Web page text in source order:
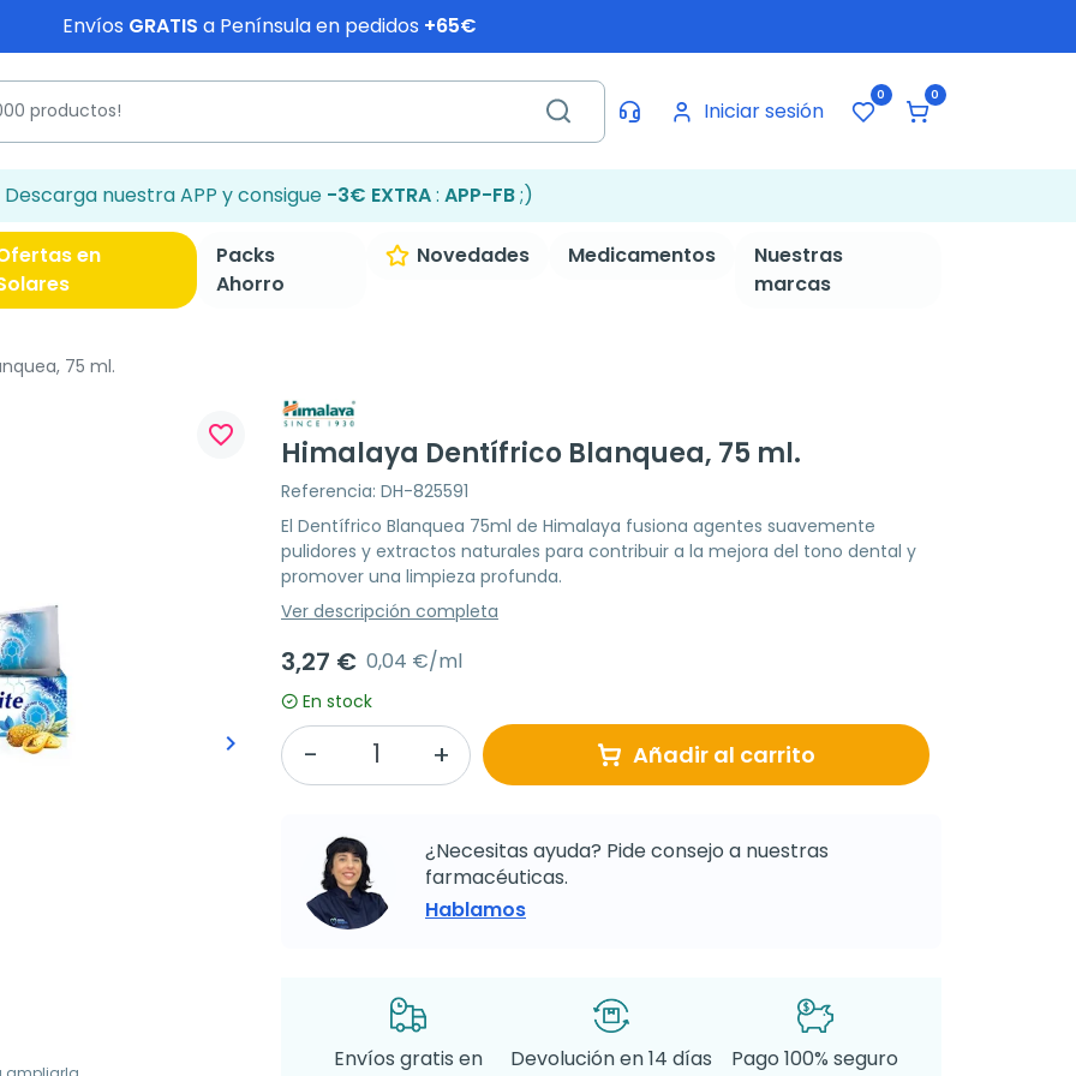
Envíos GRATIS a Península en pedidos +65€
Iniciar sesión
0 0
Descarga nuestra APP y consigue -3€ EXTRA: APP-FB;)
en
Packs
Ahorro
Novedades Medicamentos
Nuestras
marcas
75 ml.
Siguiente
keyboard_arrow_right
favorite_border
Himalaya Dentífrico Blanquea, 75 ml.
Referencia: DH-825591
El Dentífrico Blanquea 75ml de Himalaya fusiona agentes suavemente
pulidores y extractos naturales para contribuir a la mejora del tono dental y
promover una limpieza profunda.
Ver descripción completa
3,27 € 0,04 €/ml
En stock
Añadir al carrito
¿Necesitas ayuda? Pide consejo a nuestras
farmacéuticas.
Hablamos
Envíos gratis en
Devolución en 14 días
Pago 100% seguro